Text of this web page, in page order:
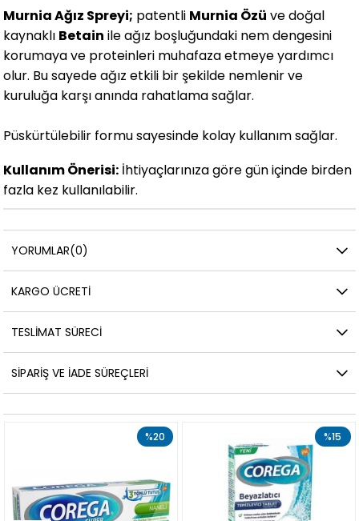
Murnia Ağız Spreyi; patentli Murnia Özü ve doğal
kaynaklı Betain ile ağız boşluğundaki nem dengesini
korumaya ve proteinleri muhafaza etmeye yardımcı
olur. Bu sayede ağız etkili bir şekilde nemlenir ve
kuruluğa karşı anında rahatlama sağlar.
Püskürtülebilir formu sayesinde kolay kullanım sağlar.
Kullanım Önerisi: İhtiyaçlarınıza göre gün içinde birden
fazla kez kullanılabilir.
YORUMLAR(0)
KARGO ÜCRETI
TESLIMAT SÜRECI
SIPARIŞ VE İADE SÜREÇLERI
%20 %15